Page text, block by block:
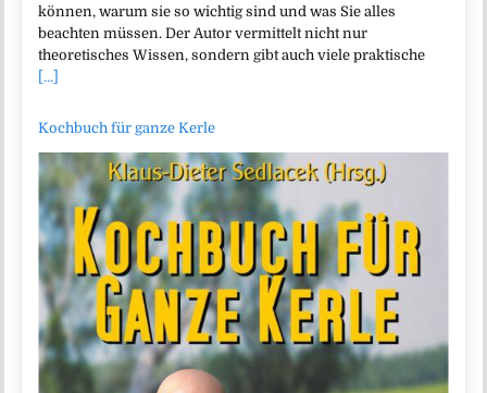
können, warum sie so wichtig sind und was Sie alles
beachten müssen. Der Autor vermittelt nicht nur
theoretisches Wissen, sondern gibt auch viele praktische
[...]
Kochbuch für ganze Kerle